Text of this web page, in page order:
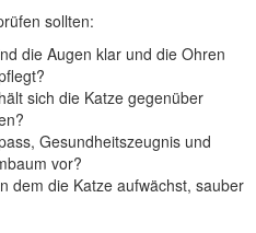
sollten:
die Augen klar und die Ohren
sich die Katze gegenüber
Gesundheitszeugnis und
vor?
dem die Katze aufwächst, sauber